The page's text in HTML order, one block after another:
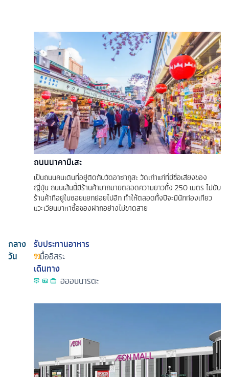
ถนนนาคามิเสะ
เป็นถนนคนเดินที่อยู่ติดกับวัดอาซากุสะ วัดเก่าแก่ที่มีชื่อเสียงของ
ญี่ปุ่น ถนนเส้นนี้มีร้านค้ามากมายตลอดความยาวทั้ง 250 เมตร ไม่นับ
ร้านค้าที่อยู่ในซอยแยกย่อยไปอีก ทำให้ตลอดทั้งปีจะมีนักท่องเที่ยว
แวะเวียนมาหาซื้อของฝากอย่างไม่ขาดสาย
กลาง
วัน
รับประทานอาหาร
มื้ออิสระ
เดินทาง
อิออนนาริตะ